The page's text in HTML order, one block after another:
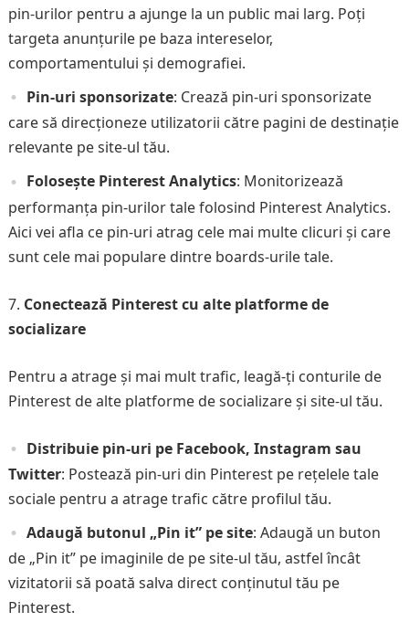
pin-urilor pentru a ajunge la un public mai larg. Poți
targeta anunțurile pe baza intereselor,
comportamentului și demografiei.
Pin-uri sponsorizate: Crează pin-uri sponsorizate
care să direcționeze utilizatorii către pagini de destinație
relevante pe site-ul tău.
Folosește Pinterest Analytics: Monitorizează
performanța pin-urilor tale folosind Pinterest Analytics.
Aici vei afla ce pin-uri atrag cele mai multe clicuri și care
sunt cele mai populare dintre boards-urile tale.
Conectează Pinterest cu alte platforme de
socializare
Pentru a atrage și mai mult trafic, leagă-ți conturile de
Pinterest de alte platforme de socializare și site-ul tău.
Distribuie pin-uri pe Facebook, Instagram sau
Twitter: Postează pin-uri din Pinterest pe rețelele tale
sociale pentru a atrage trafic către profilul tău.
Adaugă butonul „Pin it” pe site: Adaugă un buton
de „Pin it” pe imaginile de pe site-ul tău, astfel încât
vizitatorii să poată salva direct conținutul tău pe
Pinterest.